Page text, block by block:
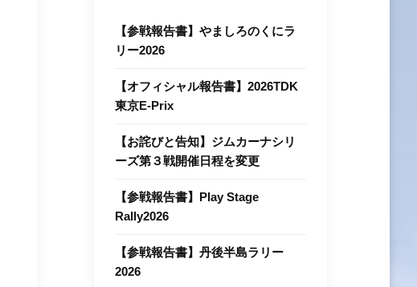
【参戦報告書】やましろのくにラ
リー2026
【オフィシャル報告書】2026TDK
東京E-Prix
【お詫びと告知】ジムカーナシリ
ーズ第３戦開催日程を変更
【参戦報告書】Play Stage
Rally2026
【参戦報告書】丹後半島ラリー
2026